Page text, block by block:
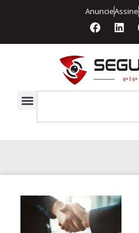
AnuncieAssine